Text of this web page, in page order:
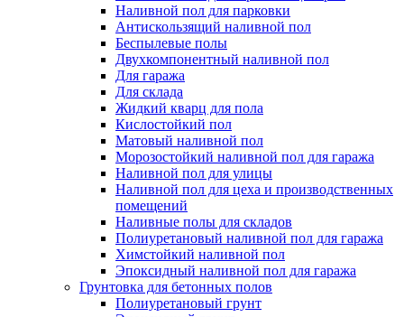
Наливной пол для парковки
Антискользящий наливной пол
Беспылевые полы
Двухкомпонентный наливной пол
Для гаража
Для склада
Жидкий кварц для пола
Кислостойкий пол
Матовый наливной пол
Морозостойкий наливной пол для гаража
Наливной пол для улицы
Наливной пол для цеха и производственных
помещений
Наливные полы для складов
Полиуретановый наливной пол для гаража
Химстойкий наливной пол
Эпоксидный наливной пол для гаража
Грунтовка для бетонных полов
Полиуретановый грунт